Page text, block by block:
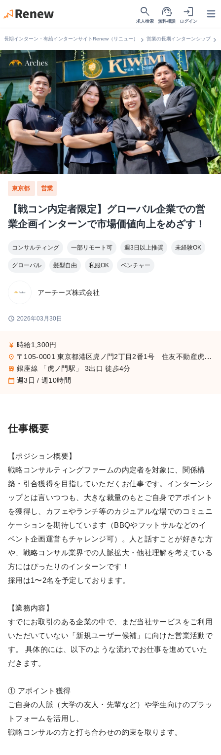
search
求人検索
support_agent
無料相談
login
ログイン
長期インターン・有給インターンサイトRenew（リニュー） chevron_right 営業の長期インターンシップchevron_right
東京都 営業
【戦コン内定者限定】グローバル企業での営
業企画インターンで市場価値向上をめざす！
コンサルティング 一部リモート可 週3日以上推奨 未経験OK
グローバル 髪型自由 私服OK ベンチャー
アーチーズ株式会社
schedule 2026年03月30日
currency_yen 時給1,300円
place 〒105-0001 東京都港区虎ノ門2丁目2番1号 住友不動産虎ノ門タワー 16階
train 銀座線 「虎ノ門駅」 3出口 徒歩4分
calendar_today 週3日 / 週10時間
仕事概要
【ポジション概要】
戦略コンサルティングファームの内定者を対象に、関係構
築・引合獲得を目指していただくお仕事です。インターンシ
ップとは言いつつも、大きな裁量のもとご自身でアポイント
を獲得し、カフェやランチ等のカジュアルな場でのコミュニ
ケーションを期待しています（BBQやフットサルなどのイ
ベント企画運営もチャレンジ可）。人と話すことが好きな方
や、戦略コンサル業界での人脈拡大・他社理解を考えている
方にはぴったりのインターンです！
採用は1〜2名を予定しております。
【業務内容】
すでにお取引のある企業の中で、まだ当社サービスをご利用
いただいていない「新規ユーザー候補」に向けた営業活動で
す。 具体的には、以下のような流れでお仕事を進めていた
だきます。
① アポイント獲得
ご自身の人脈（大学の友人・先輩など）や学生向けのプラッ
トフォームを活用し、
戦略コンサルの方と打ち合わせの約束を取ります。